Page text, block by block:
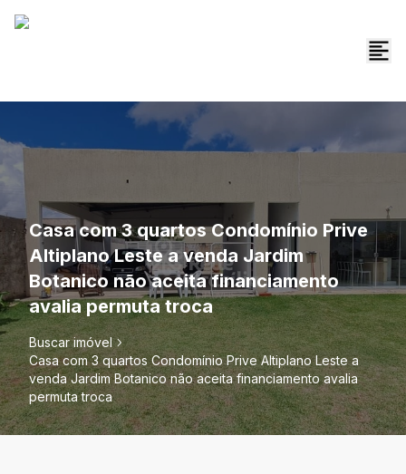
Casa com 3 quartos Condomínio Prive
Altiplano Leste a venda Jardim
Botanico não aceita financiamento
avalia permuta troca
Buscar imóvel
Casa com 3 quartos Condomínio Prive Altiplano Leste a
venda Jardim Botanico não aceita financiamento avalia
permuta troca